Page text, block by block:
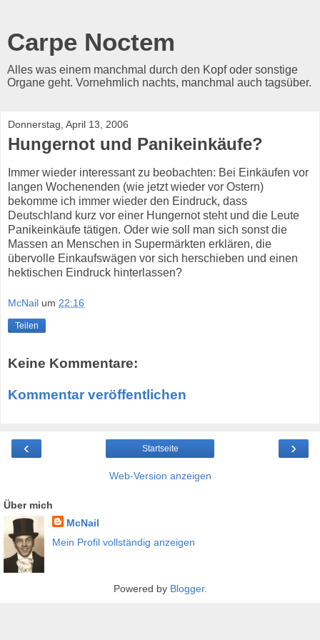
Carpe Noctem
Alles was einem manchmal durch den Kopf oder sonstige
Organe geht. Vornehmlich nachts, manchmal auch tagsüber.
Donnerstag, April 13, 2006
Hungernot und Panikeinkäufe?
Immer wieder interessant zu beobachten: Bei Einkäufen vor
langen Wochenenden (wie jetzt wieder vor Ostern)
bekomme ich immer wieder den Eindruck, dass
Deutschland kurz vor einer Hungernot steht und die Leute
Panikeinkäufe tätigen. Oder wie soll man sich sonst die
Massen an Menschen in Supermärkten erklären, die
übervolle Einkaufswägen vor sich herschieben und einen
hektischen Eindruck hinterlassen?
McNail um 22:16
Teilen
Keine Kommentare:
Kommentar veröffentlichen
‹ ›
Startseite
Web-Version anzeigen
Über mich
McNail
Mein Profil vollständig anzeigen
Powered by Blogger.